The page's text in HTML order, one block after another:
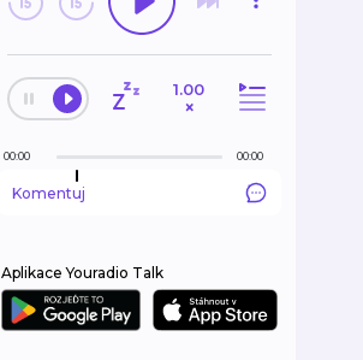
1.00
×
00:00 00:00
Komentuj
Aplikace Youradio Talk